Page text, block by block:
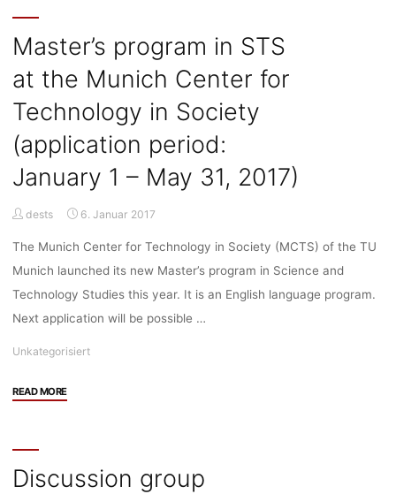
Revisited
–
Rückblick
die
Zukunft
(6.
&
7.
Mai
Karlsruher
Institut
Master’s program in STS
at the Munich Center for
Technology in Society
(application period:
January 1 – May 31, 2017)
dests 6. Januar 2017
The Munich Center for Technology in Society (MCTS) of the TU
Munich launched its new Master’s program in Science and
Technology Studies this year. It is an English language program.
Next application will be possible …
Unkategorisiert
READ MORE"Master’s
the
Discussion group